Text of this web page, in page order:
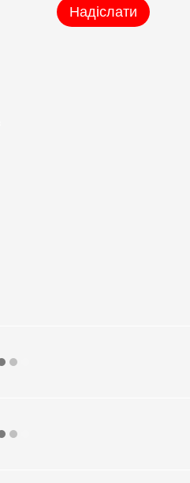
Надіслати